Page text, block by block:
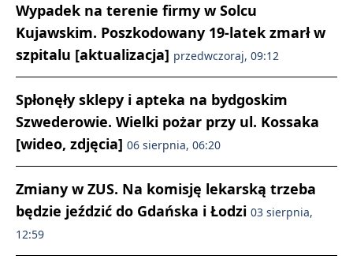
Wypadek na terenie firmy w Solcu
Kujawskim. Poszkodowany 19-latek zmarł w
szpitalu [aktualizacja] przedwczoraj, 09:12
Spłonęły sklepy i apteka na bydgoskim
Szwederowie. Wielki pożar przy ul. Kossaka
[wideo, zdjęcia] 06 sierpnia, 06:20
Zmiany w ZUS. Na komisję lekarską trzeba
będzie jeździć do Gdańska i Łodzi 03 sierpnia,
12:59